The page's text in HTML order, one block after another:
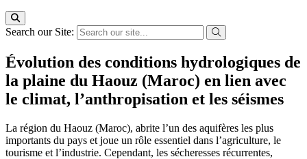
Search our Site:
Évolution des conditions hydrologiques de
la plaine du Haouz (Maroc) en lien avec
le climat, l’anthropisation et les séismes
La région du Haouz (Maroc), abrite l’un des aquifères les plus
importants du pays et joue un rôle essentiel dans l’agriculture, le
tourisme et l’industrie. Cependant, les sécheresses récurrentes,